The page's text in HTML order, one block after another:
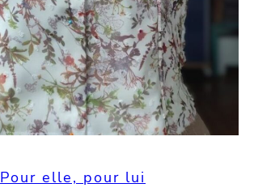
Pour elle, pour lui